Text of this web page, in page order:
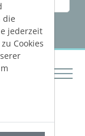
die
jederzeit
Cookies